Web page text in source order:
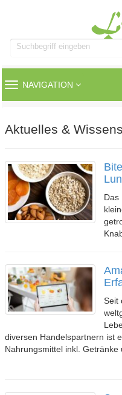
TOGGLE
NAVIGATION
Aktuelles &
Das
Seit
diversen Handelspartnern ist
Nahrungsmittel inkl. Getränke